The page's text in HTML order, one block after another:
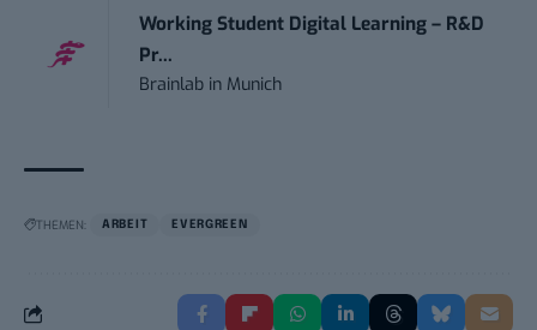
Working Student Digital Learning – R&D
Pr...
Brainlab in Munich
THEMEN: ARBEIT EVERGREEN